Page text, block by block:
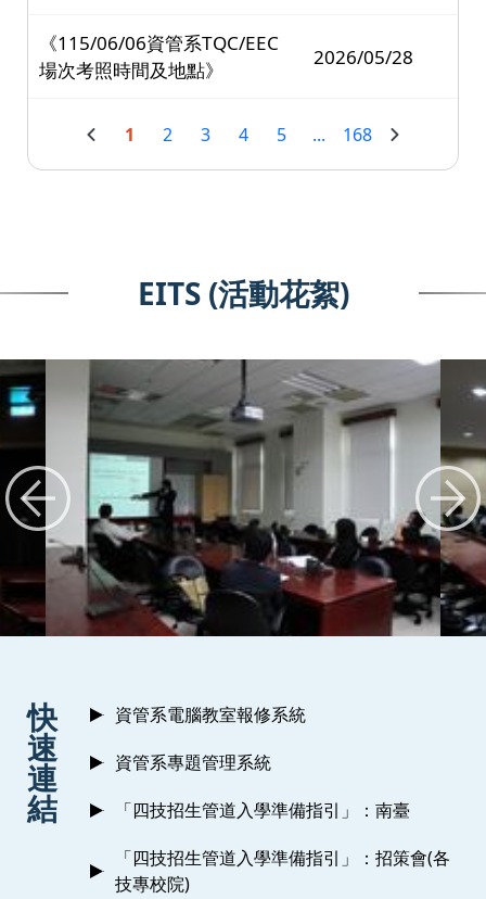
《115/06/06資管系TQC/EEC
場次考照時間及地點》
2026/05/28
1 2 3 4 5 ... 168
EITS (活動花絮)
快
速
連
結
資管系電腦教室報修系統
資管系專題管理系統
「四技招生管道入學準備指引」：南臺
「四技招生管道入學準備指引」：招策會(各
技專校院)